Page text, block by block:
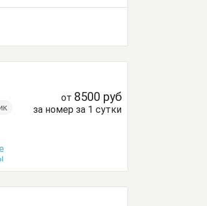
от 8500 руб
за номер за 1 сутки